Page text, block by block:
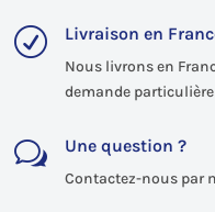
R Livraison en
Nous livrons en
demande particulière
w Une question ?
Contactez-nous par